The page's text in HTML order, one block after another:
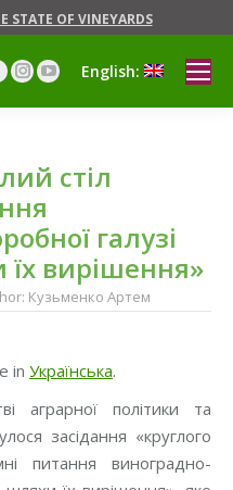
STATE OF VINEYARDS
Instagram
page
new
YouTube
page
new
English:
стіл
галузі
вирішення»
Кузьменко Артем
in Українська.
аграрної політики та
засідання «круглого
питання виноградно-